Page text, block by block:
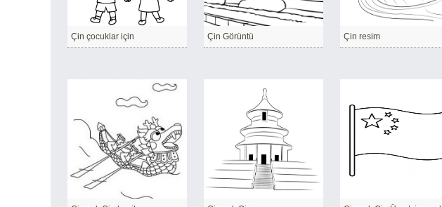
Çin çocuklar için Çin Görüntü Çin resim